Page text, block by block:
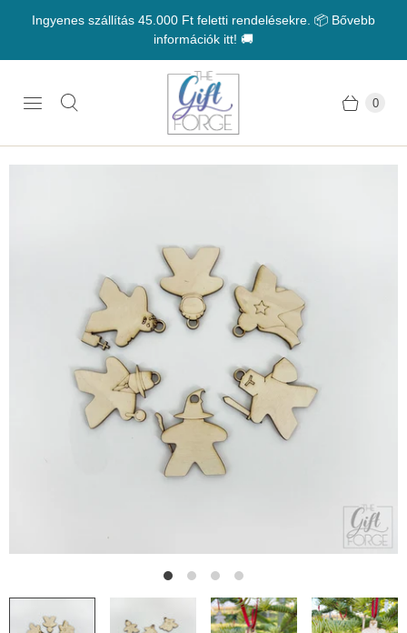
Ingyenes szállítás 45.000 Ft feletti rendelésekre. 📦 Bővebb
információk itt! 🚚
0